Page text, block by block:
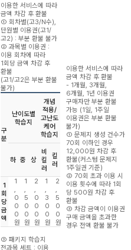
이용한 서비스에 따라
금액 차감 후 환불
① 회차별(고3/N수),
단원별 이용권(고1/
고2) : 부분 환불 불가
② 과목별 이용권 :
이용 회차에 따라
1회당 금액 차감 후
환불
(고1/고2은 부분 환불
불가)
구
분
난이도별
학습지
개념
적용/
고난도
케어
학습지
하 중 상
비
킬
러
킬
러
1
회
당
금
액
1
,
0
0
0
원
1
,
5
0
0
원
2
,
0
0
0
원
1
,
3
0
0
원
2
,
5
0
0
원
③ 패키지 학습지
전과목 세트 : 이용
이용한 서비스에 따라
금액 차감 후 환불
- 1개월, 3개월,
6개월, 1년 이용권
구매자만 부분 환불
가능 (1일, 1주일
이용권은 부분 환불
불가)
① 문제지 생성 건수가
70회 이하인 경우
12,000원 차감 후
환불(커스텀 문제지
1주일권 기준)
② 70회 초과 이용 시
이용 횟수에 따라 1회
당 500원 차감 후
환불
③ 차감 금액이 이용권
구매 금액을 초과한
경우 전액 환불 불가